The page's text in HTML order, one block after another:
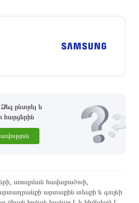
սեղմեք
Սաունդբար SAMSUNG HW-
ընտրել և
առաքման հավաքածուի,
արտաքին տեսքի և գույնի